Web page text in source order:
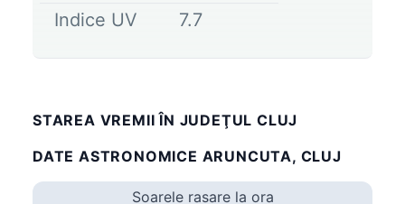
Indice UV
7.7
STAREA VREMII ÎN JUDEŢUL CLUJ
DATE ASTRONOMICE ARUNCUTA, CLUJ
Soarele rasare la ora